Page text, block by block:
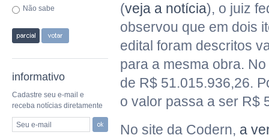
Não sabe
informativo
Cadastre seu e-mail e
receba notícias diretamente
Seu e-mail
(veja a notícia), o juiz
observou que em dois
edital foram descritos
para a mesma obra.
de R$ 51.015.936,26.
o valor passa a ser R$
No site da Codern, a